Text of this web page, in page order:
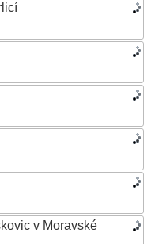
v Moravské